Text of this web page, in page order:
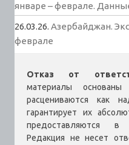
январе – феврале.
26.03.26. Азербайджан.
феврале
Отказ от
материалы
расцениваются как
гарантирует их
предоставляются в
Редакция не несет